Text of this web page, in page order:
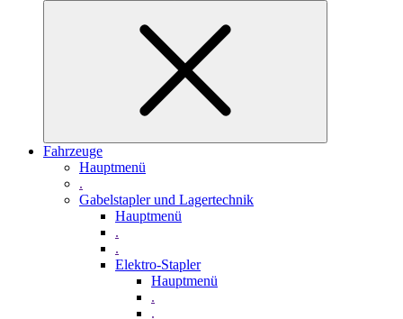
Fahrzeuge
Hauptmenü
.
Gabelstapler und Lagertechnik
Hauptmenü
.
.
Elektro-Stapler
Hauptmenü
.
.